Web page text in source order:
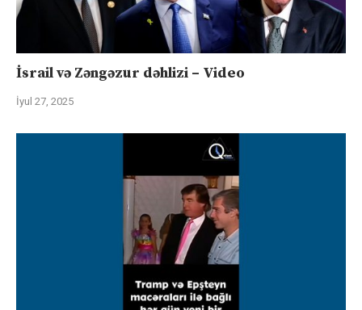
İsrail və Zəngəzur dəhlizi – Video
İyul 27, 2025